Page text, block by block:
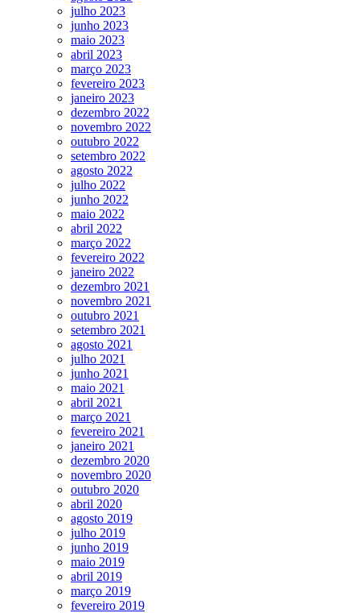
julho 2023
junho 2023
maio 2023
abril 2023
março 2023
fevereiro 2023
janeiro 2023
dezembro 2022
novembro 2022
outubro 2022
setembro 2022
agosto 2022
julho 2022
junho 2022
maio 2022
abril 2022
março 2022
fevereiro 2022
janeiro 2022
dezembro 2021
novembro 2021
outubro 2021
setembro 2021
agosto 2021
julho 2021
junho 2021
maio 2021
abril 2021
março 2021
fevereiro 2021
janeiro 2021
dezembro 2020
novembro 2020
outubro 2020
abril 2020
agosto 2019
julho 2019
junho 2019
maio 2019
abril 2019
março 2019
fevereiro 2019